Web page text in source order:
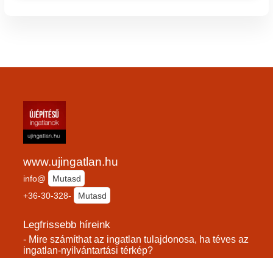
www.ujingatlan.hu
info@
Mutasd
+36-30-328-
Mutasd
Legfrissebb híreink
- Mire számíthat az ingatlan tulajdonosa, ha téves az
ingatlan-nyilvántartási térkép?